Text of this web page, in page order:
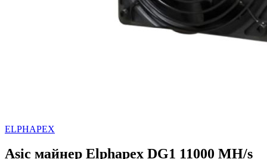
ELPHAPEX
Asic майнер Elphapex DG1 11000 MH/s